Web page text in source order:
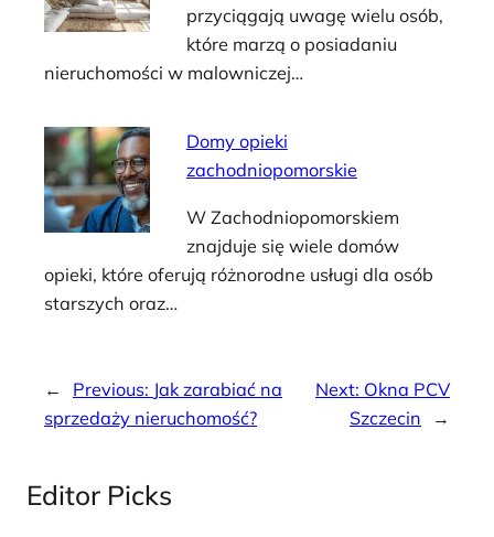
przyciągają uwagę wielu osób,
które marzą o posiadaniu
nieruchomości w malowniczej…
Domy opieki
zachodniopomorskie
W Zachodniopomorskiem
znajduje się wiele domów
opieki, które oferują różnorodne usługi dla osób
starszych oraz…
← Previous: Jak zarabiać na
sprzedaży nieruchomość?
Next: Okna PCV
Szczecin
→
Editor Picks